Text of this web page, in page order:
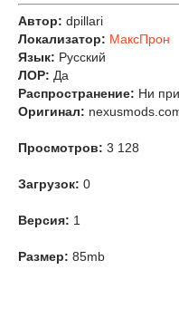
Автор: dpillari
Локализатор: МаксПрон
Язык: Русский
ЛОР: Да
Распространение: Ни
Оригинал:
Просмотров: 3 128
Загрузок: 0
Версия: 1
Размер: 85mb